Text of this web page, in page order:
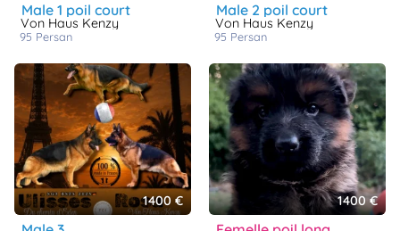
male 1 poil court
Von Haus Kenzy
95 persan
male 2 poil court
Von Haus Kenzy
95 persan
1400 € 1400 €